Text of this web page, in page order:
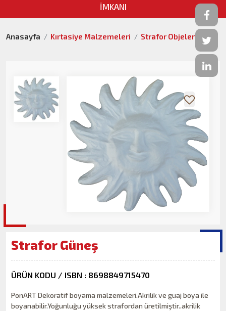
İMKANI
Anasayfa Kırtasiye Malzemeleri Strafor Objeler
Strafor Güneş
ÜRÜN KODU / ISBN : 8698849715470
PonART Dekoratif boyama malzemeleri.Akrilik ve guaj boya ile
boyanabilir.Yoğunluğu yüksek strafordan üretilmiştir..akrilik